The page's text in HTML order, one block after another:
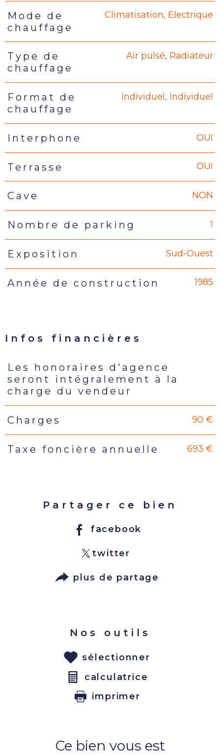
Mode de
chauffage
Climatisation, Electrique
Type de
chauffage
Air pulsé, Radiateur
Format de
chauffage
Individuel, Individuel
Interphone OUI
Terrasse OUI
Cave NON
Nombre de parking 1
Exposition Sud-Ouest
Année de construction 1985
Infos financières
Caractéristiques Valeurs
Les honoraires d'agence
seront intégralement à la
charge du vendeur
Charges 90 €
Taxe foncière annuelle 693 €
Partager ce bien
facebook
twitter
plus de partage
Nos outils
sélectionner
calculatrice
imprimer
Ce bien vous est